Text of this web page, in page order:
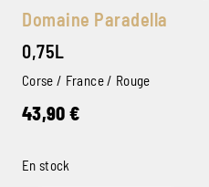
Domaine Paradella
0,75L
Corse / France / Rouge
43,90 €
En stock